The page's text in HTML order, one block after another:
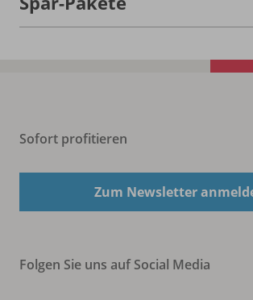
Sofort profitieren
Zum Newsletter
Folgen Sie uns auf Social Media